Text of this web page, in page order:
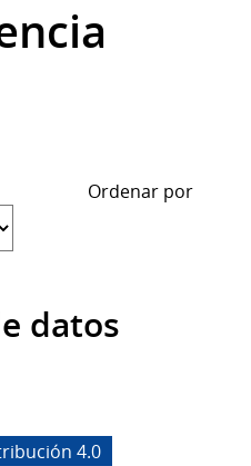
Ordenar por
datos
4.0